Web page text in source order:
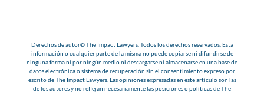
Derechos de autor© The Impact Lawyers. Todos los derechos reservados. Esta
información o cualquier parte de la misma no puede copiarse ni difundirse de
ninguna forma ni por ningún medio ni descargarse ni almacenarse en una base de
datos electrónica o sistema de recuperación sin el consentimiento expreso por
escrito de The Impact Lawyers. Las opiniones expresadas en este artículo son las
de los autores y no reflejan necesariamente las posiciones o políticas de The